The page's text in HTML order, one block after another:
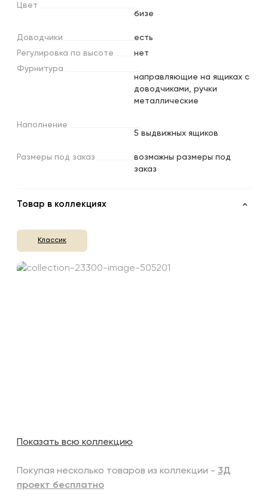
Цвет
бизе
Доводчики
есть
Регулировка по высоте
нет
Фурнитура
направляющие на ящиках с
доводчиками, ручки
металлические
Наполнение
5 выдвижных ящиков
Размеры под заказ
возможны размеры под
заказ
Товар в коллекциях
Классик
Показать всю коллекцию
Покупая несколько товаров из коллекции - 3Д
проект бесплатно